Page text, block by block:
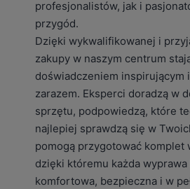
profesjonalistów, jak i
przygód.
Dzięki wykwalifikowanej i
zakupy w naszym centrum
doświadczeniem inspirującym
zarazem. Eksperci doradzą w
sprzętu, podpowiedzą, które
najlepiej sprawdzą się w
pomogą przygotować komplet
dzięki któremu każda wyprawa
komfortowa, bezpieczna i w